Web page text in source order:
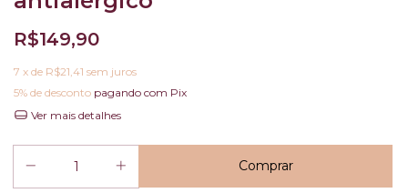
R$149,90
7 x de R$21,41 sem juros
5% de desconto pagando com Pix
Ver mais detalhes